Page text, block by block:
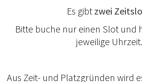
Es gibt zwei
Bitte buche nur einen Slot und
jeweilige Uhrzeit.
Aus Zeit- und Platzgründen wird